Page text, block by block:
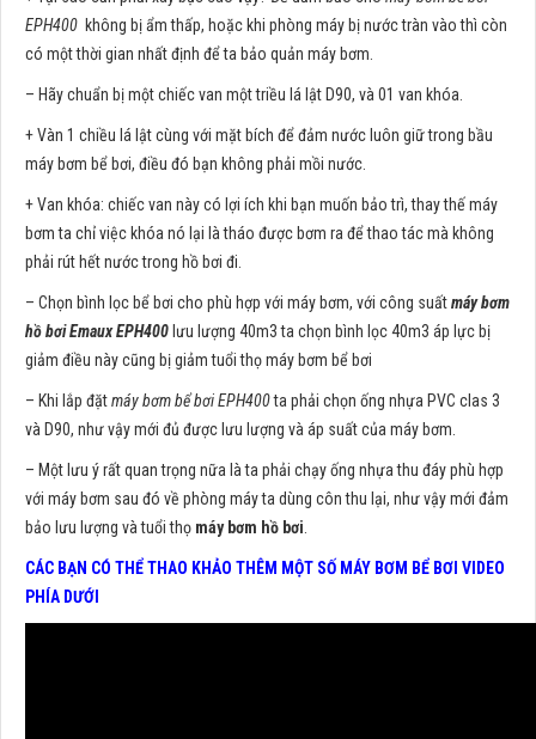
EPH400 không bị ẩm thấp, hoặc khi phòng máy bị nước tràn vào thì còn
có một thời gian nhất định để ta bảo quản máy bơm.
– Hãy chuẩn bị một chiếc van một triều lá lật D90, và 01 van khóa.
+ Vàn 1 chiều lá lật cùng với mặt bích để đảm nước luôn giữ trong bầu
máy bơm bể bơi, điều đó bạn không phải mồi nước.
+ Van khóa: chiếc van này có lợi ích khi bạn muốn bảo trì, thay thế máy
bơm ta chỉ việc khóa nó lại là tháo được bơm ra để thao tác mà không
phải rút hết nước trong hồ bơi đi.
– Chọn bình lọc bể bơi cho phù hợp với máy bơm, với công suấtmáy bơm
hồ bơi Emaux EPH400 lưu lượng 40m3 ta chọn bình lọc 40m3 áp lực bị
giảm điều này cũng bị giảm tuổi thọ máy bơm bể bơi
– Khi lắp đặtmáy bơm bể bơi EPH400ta phải chọn ống nhựa PVC clas 3
và D90, như vậy mới đủ được lưu lượng và áp suất của máy bơm.
– Một lưu ý rất quan trọng nữa là ta phải chạy ống nhựa thu đáy phù hợp
với máy bơm sau đó về phòng máy ta dùng côn thu lại, như vậy mới đảm
bảo lưu lượng và tuổi thọ máy bơm hồ bơi.
CÁC BẠN CÓ THỂ THAO KHẢO THÊM MỘT SỐ MÁY BƠM BỂ BƠI VIDEO
PHÍA DƯỚI